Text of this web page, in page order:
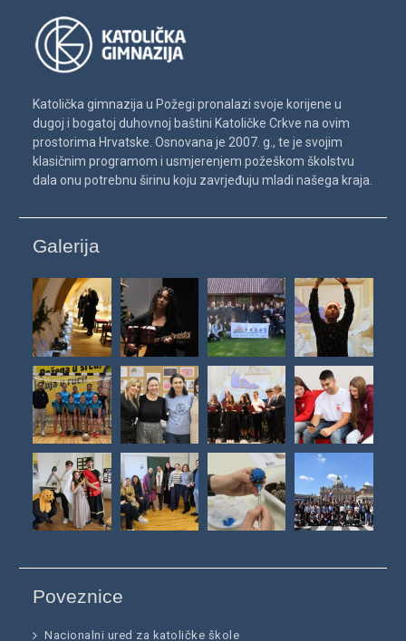
Katolička gimnazija u Požegi pronalazi svoje korijene u
dugoj i bogatoj duhovnoj baštini Katoličke Crkve na ovim
prostorima Hrvatske. Osnovana je 2007. g., te je svojim
klasičnim programom i usmjerenjem požeškom školstvu
dala onu potrebnu širinu koju zavrjeđuju mladi našega kraja.
Galerija
Poveznice
Nacionalni ured za katoličke škole